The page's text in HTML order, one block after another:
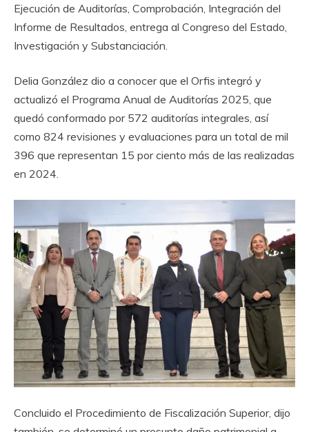
Ejecución de Auditorías, Comprobación, Integración del
Informe de Resultados, entrega al Congreso del Estado,
Investigación y Substanciación.
Delia González dio a conocer que el Orfis integró y
actualizó el Programa Anual de Auditorías 2025, que
quedó conformado por 572 auditorías integrales, así
como 824 revisiones y evaluaciones para un total de mil
396 que representan 15 por ciento más de las realizadas
en 2024.
Concluido el Procedimiento de Fiscalización Superior, dijo